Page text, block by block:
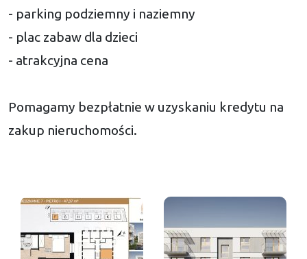
- parking podziemny i naziemny
- plac zabaw dla dzieci
- atrakcyjna cena
Pomagamy bezpłatnie w uzyskaniu kredytu na
zakup nieruchomości.